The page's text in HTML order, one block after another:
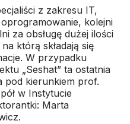
z zakresu IT,
kolejni
za obsługę dużej ilości
którą składają się
W przypadku
„Seshat” ta ostatnia
pod kierunkiem prof.
w Instytucie
Marta